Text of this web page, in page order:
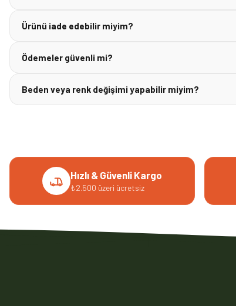
Ürünü iade edebilir miyim?
Ödemeler güvenli mi?
Beden veya renk değişimi yapabilir miyim?
Hızlı & Güvenli Kargo
₺2.500 üzeri ücretsiz